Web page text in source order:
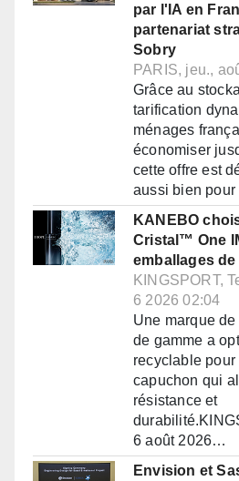
par l'IA en
partenariat
Sobry
PARIS, jeu.,
Grâce au
tarification
ménages
économiser
cette offre est
aussi bien
KANEBO
Cristal™ One
emballages
KINGSPORT,
6 2026 02:04
Une marque
de gamme a
recyclable
capuchon qui
résistance et
6 août 2026…
Envision et